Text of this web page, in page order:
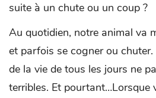
suite à un chute ou un coup ?
Au quotidien, notre animal va
et parfois se cogner ou
de la vie de tous les jours ne
terribles. Et pourtant…Lorsque